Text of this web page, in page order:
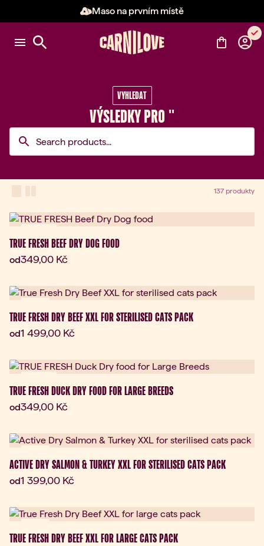
Maso na prvním místě
Položka 2 z 3: Maso na prvním
VYHLEDAT
VÝSLEDKY PRO ''
137 produkty
TRUE FRESH BEEF DRY DOG FOOD
odAktuální cena:
349,00 Kč
TRUE FRESH DRY BEEF XXL FOR STERILISED CATS PACK
odAktuální cena:
1 499,00 Kč
TRUE FRESH DUCK DRY FOOD FOR LARGE BREEDS
odAktuální cena:
349,00 Kč
ACTIVE DRY SALMON & TURKEY XXL FOR STERILISED CATS PACK
odAktuální cena:
1 399,00 Kč
TRUE FRESH DRY BEEF XXL FOR LARGE CATS PACK